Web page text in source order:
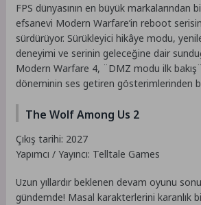
FPS dünyasının en büyük markalarından
efsanevi Modern Warfare’in reboot
sürdürüyor. Sürükleyici hikâye modu,
deneyimi ve serinin geleceğine dair
Modern Warfare 4, ¨DMZ modu ilk
döneminin ses getiren gösterimlerinden
The Wolf Among Us 2
Çıkış tarihi: 2027
Yapımcı / Yayıncı: Telltale Games
Uzun yıllardır beklenen devam oyunu
gündemde! Masal karakterlerini karanlık